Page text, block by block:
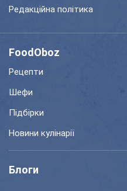
Редакційна політика
FoodOboz
Рецепти
Шефи
Підбірки
Новини кулінарії
Блоги